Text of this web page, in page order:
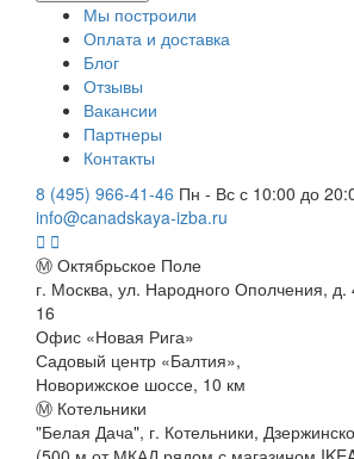
Мы построили
Оплата и доставка
Блог
Отзывы
Вакансии
Партнеры
Контакты
8 (495) 966-41-46 Пн - Вс с 10:00 до
info@canadskaya-izba.ru
Ⓜ Октябрьское Поле
г. Москва, ул. Народного Ополчения,
16
Офис «Новая Рига»
Садовый центр «Балтия»,
Новорижское шоссе, 10 км
Ⓜ Котельники
"Белая Дача", г. Котельники,